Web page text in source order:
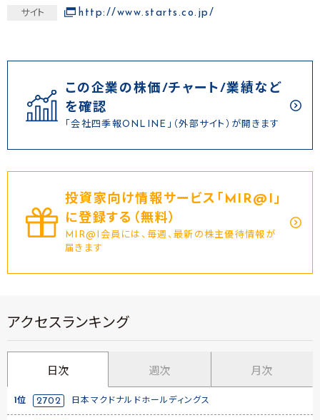
サイト http://www.starts.co.jp/
この企業の株価/チャート/業績など
を確認
「会社四季報ONLINE」（外部サイト）が開きます
投資家向け情報サービス｢MIR@I｣
に登録する（無料）
MIR@I会員には、毎週、最新の株主優待情報が
届きます
アクセスランキング
日次 週次 月次
1位 2702 日本マクドナルドホールディングス